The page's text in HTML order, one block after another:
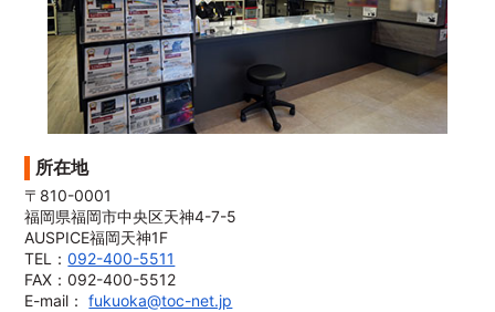
所在地
〒810-0001
福岡県福岡市中央区天神4-7-5
AUSPICE福岡天神1F
TEL：092-400-5511
FAX：092-400-5512
E-mail：fukuoka@toc-net.jp